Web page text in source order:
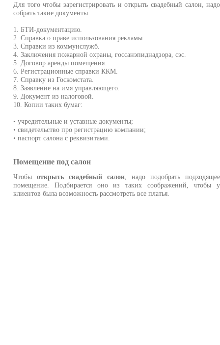
Для того чтобы зарегистрировать и открыть свадебный салон, надо
собрать такие документы:
1. БТИ-документацию.
2. Справка о праве использования рекламы.
3. Справки из коммунслужб.
4. Заключения пожарной охраны, госсанэпиднадзора, сэс.
5. Договор аренды помещения.
6. Регистрационные справки ККМ.
7. Справку из Госкомстата.
8. Заявление на имя управляющего.
9. Документ из налоговой.
10. Копии таких бумаг:
• учредительные и уставные документы;
• свидетельство про регистрацию компании;
• паспорт салона с реквизитами.
Помещение под салон
Чтобыоткрыть свадебный салон , надо подобрать подходящее
помещение. Подбирается оно из таких соображений, чтобы у
клиентов была возможность рассмотреть все платья.